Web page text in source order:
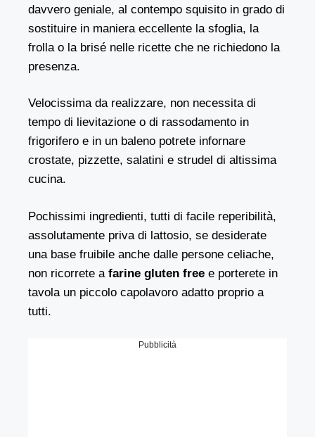
davvero geniale, al contempo squisito in grado di
sostituire in maniera eccellente la sfoglia, la
frolla o la brisé nelle ricette che ne richiedono la
presenza.
Velocissima da realizzare, non necessita di
tempo di lievitazione o di rassodamento in
frigorifero e in un baleno potrete infornare
crostate, pizzette, salatini e strudel di altissima
cucina.
Pochissimi ingredienti, tutti di facile reperibilità,
assolutamente priva di lattosio, se desiderate
una base fruibile anche dalle persone celiache,
non ricorrete afarine gluten free e porterete in
tavola un piccolo capolavoro adatto proprio a
tutti.
Pubblicità